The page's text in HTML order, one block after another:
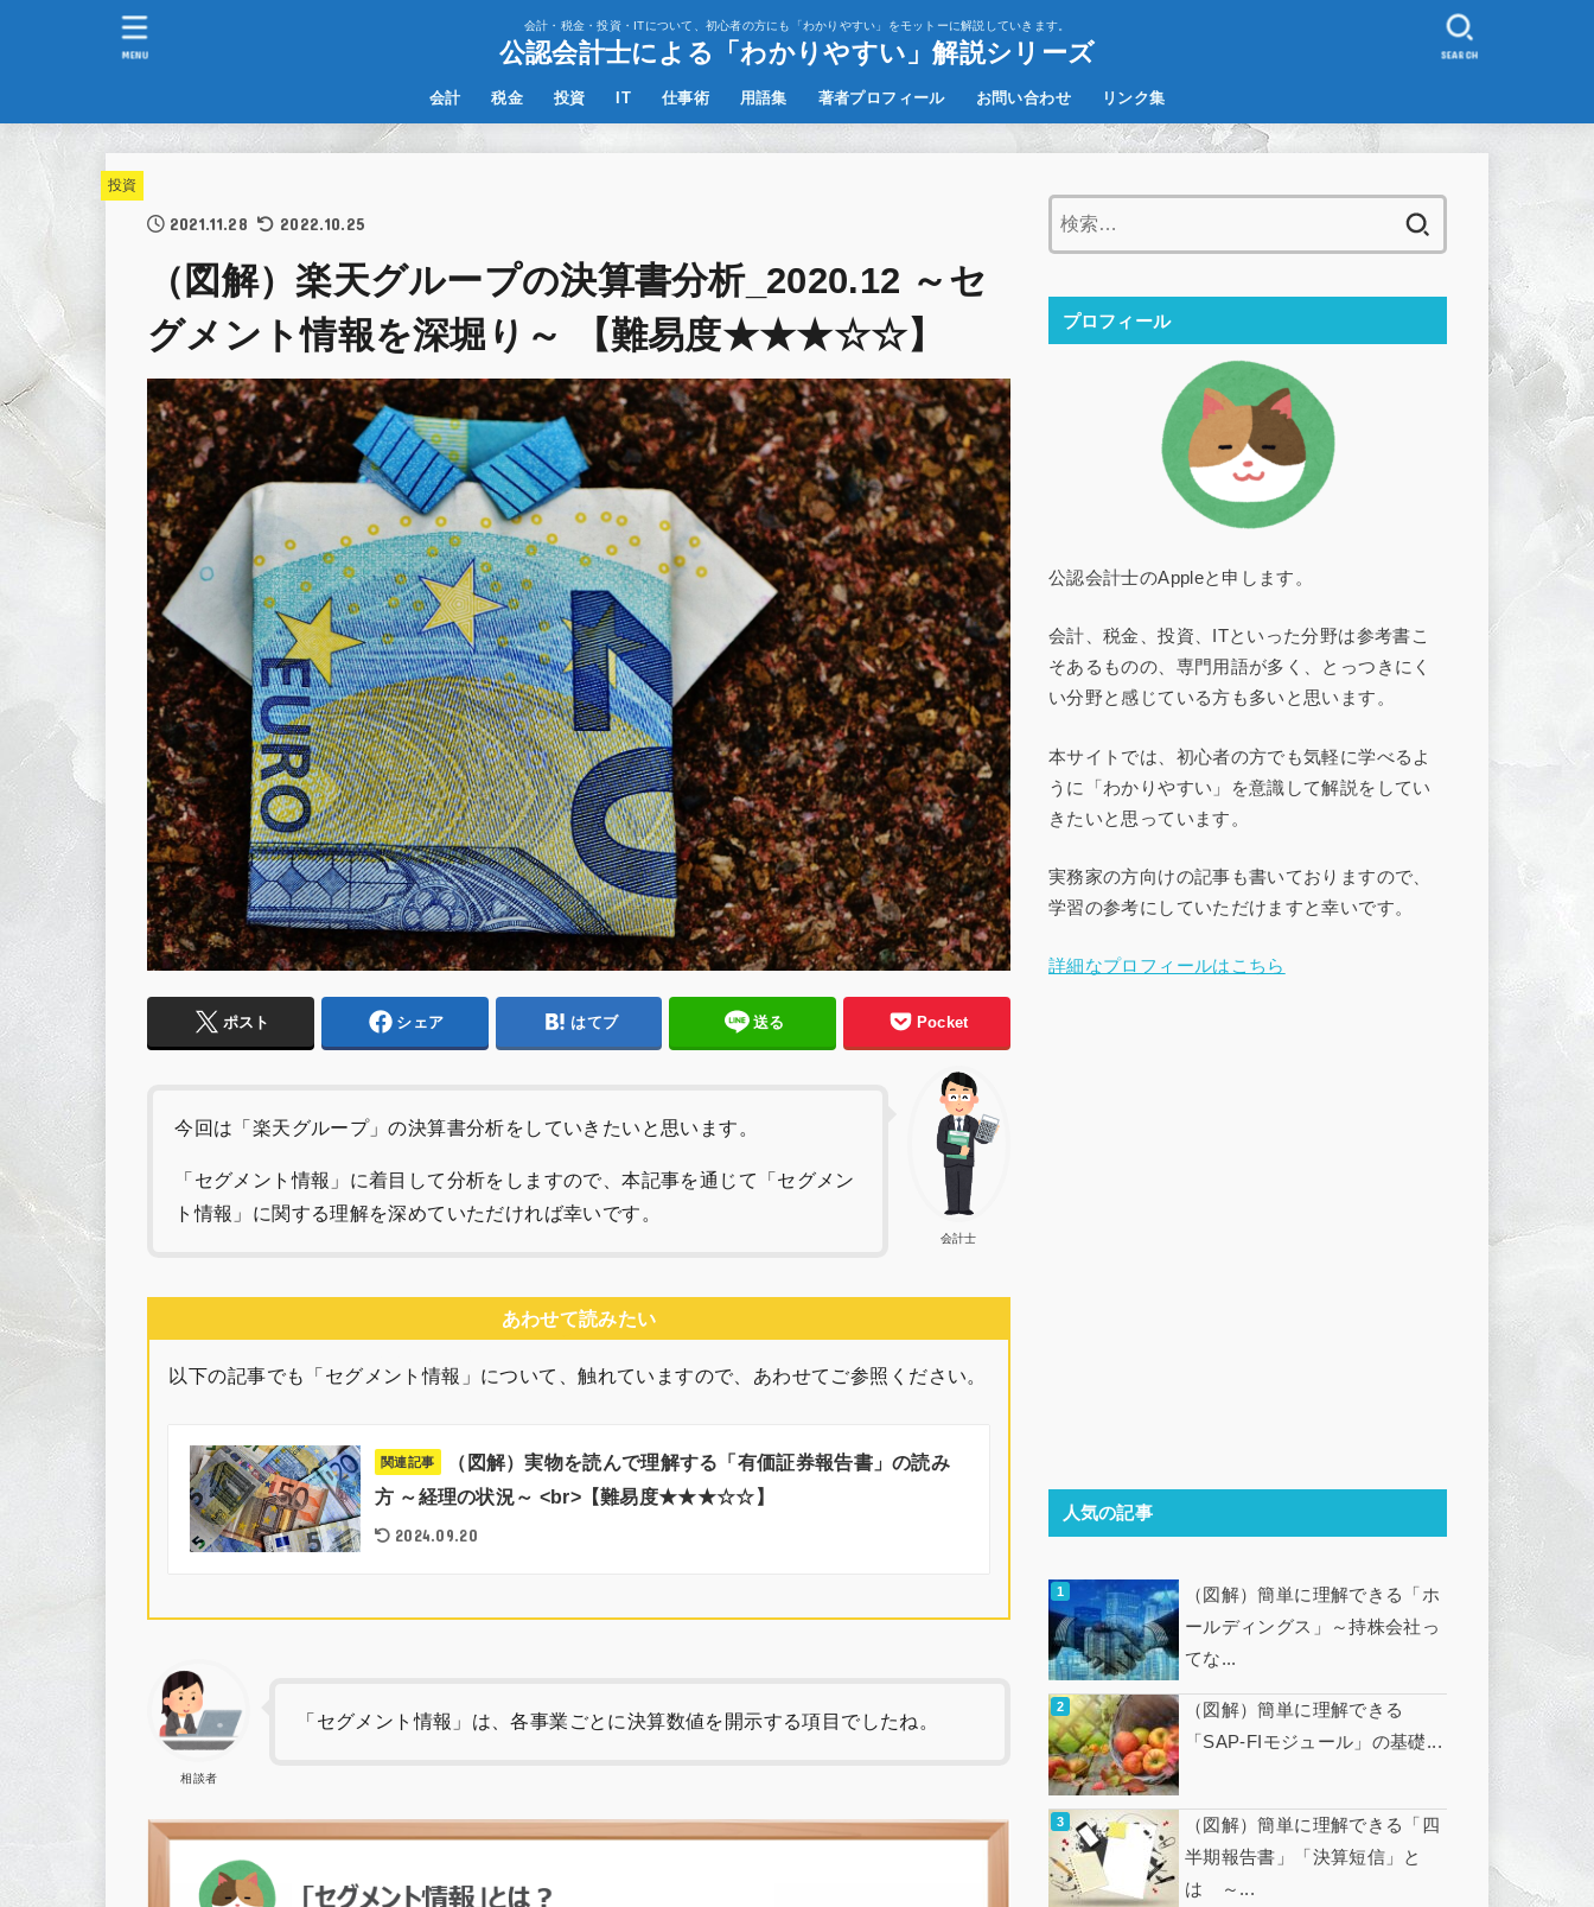
会計・税金・投資・ITについて、初心者の方にも「わかりやすい」をモットーに解説していきます。
公認会計士による「わかりやすい」解説シリーズ
会計
IFRS
その他
税金 投資 IT 仕事術 用語集 著者プロフィール お問い合わせ リンク集
SEARCH
MENU
投資
2021.11.28 2022.10.25
（図解）楽天グループの決算書分析_2020.12 ～セ
グメント情報を深堀り～ 【難易度★★★☆☆】
ポスト シェア はてブ 送る Pocket
会計士
今回は「楽天グループ」の決算書分析をしていきたいと思います。
「セグメント情報」に着目して分析をしますので、本記事を通じて「セグメン
ト情報」に関する理解を深めていただければ幸いです。
あわせて読みたい
以下の記事でも「セグメント情報」について、触れていますので、あわせてご参照ください。
関連記事
（図解）実物を読んで理解する「有価証券報告書」の読み
方 ～経理の状況～ <br>【難易度★★★☆☆】
2024.09.20
相談者
「セグメント情報」は、各事業ごとに決算数値を開示する項目でしたね。
プロフィール
公認会計士のAppleと申します。
会計、税金、投資、ITといった分野は参考書こ
そあるものの、専門用語が多く、とっつきにく
い分野と感じている方も多いと思います。
本サイトでは、初心者の方でも気軽に学べるよ
うに「わかりやすい」を意識して解説をしてい
きたいと思っています。
実務家の方向けの記事も書いておりますので、
学習の参考にしていただけますと幸いです。
詳細なプロフィールはこちら
人気の記事
（図解）簡単に理解できる「ホ
ールディングス」～持株会社っ
てな...
（図解）簡単に理解できる
「SAP-FIモジュール」の基礎...
（図解）簡単に理解できる「四
半期報告書」「決算短信」と
は ～...